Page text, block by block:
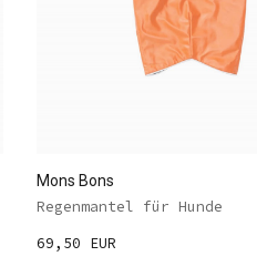
Mons Bons
Regenmantel für Hunde
69,50 EUR